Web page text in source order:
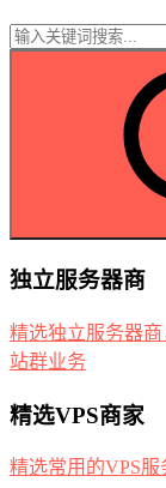
独立服务器商
精选独立服务器
站群业务
精选VPS商家
精选常用的VPS